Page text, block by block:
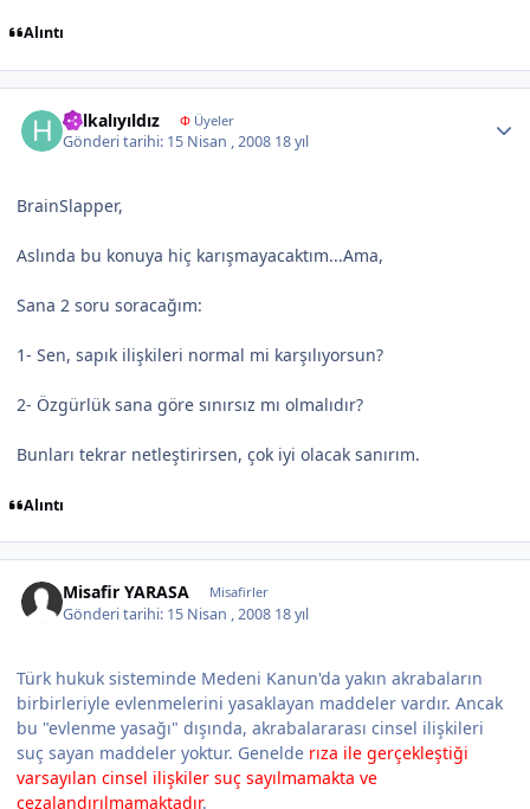
Alıntı
halkalıyıldız ΦÜyeler
Gönderi tarihi: 15 Nisan , 2008 18 yıl
BrainSlapper,
Aslında bu konuya hiç karışmayacaktım...Ama,
Sana 2 soru soracağım:
1- Sen, sapık ilişkileri normal mi karşılıyorsun?
2- Özgürlük sana göre sınırsız mı olmalıdır?
Bunları tekrar netleştirirsen, çok iyi olacak sanırım.
Alıntı
Misafir YARASA Misafirler
Gönderi tarihi: 15 Nisan , 2008 18 yıl
Türk hukuk sisteminde Medeni Kanun'da yakın akrabaların
birbirleriyle evlenmelerini yasaklayan maddeler vardır. Ancak
bu "evlenme yasağı" dışında, akrabalararası cinsel ilişkileri
suç sayan maddeler yoktur. Genelde rıza ile gerçekleştiği
varsayılan cinsel ilişkiler suç sayılmamakta ve
cezalandırılmamaktadır.